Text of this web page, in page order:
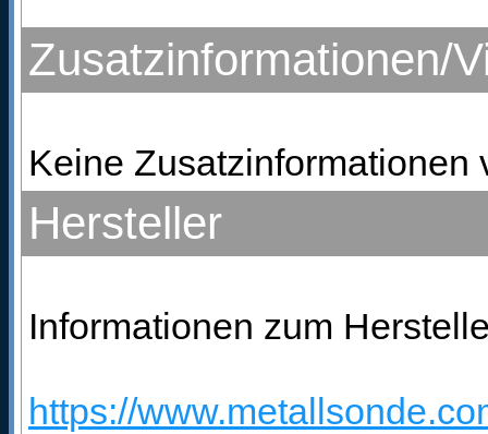
Zusatzinformationen/
Keine Zusatzinformationen
Hersteller
Informationen zum
https://